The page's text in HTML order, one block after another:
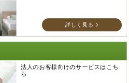
詳しく見る
法人のお客様向けのサービスはこち
ら